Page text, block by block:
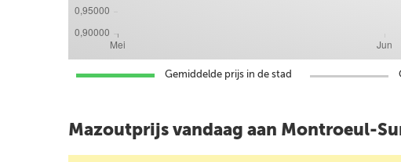
Gemiddelde prijs in de stad
Mazoutprijs vandaag aan Montroeul-